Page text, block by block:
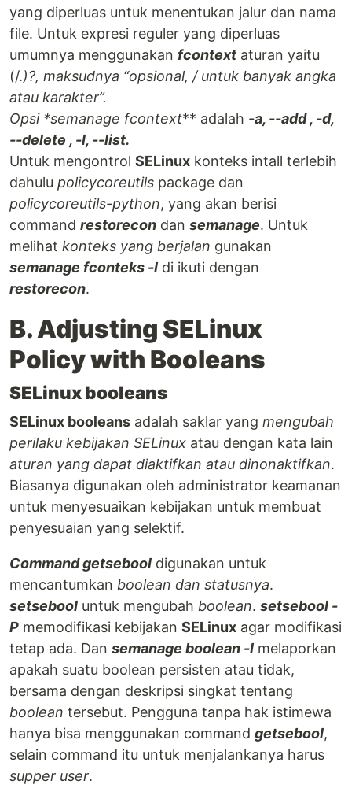
yang diperluas untuk menentukan jalur dan nama
file. Untuk expresi reguler yang diperluas
umumnya menggunakan fcontext aturan yaitu
(/.)?, maksudnya “opsional, / untuk banyak angka
atau karakter”.
Opsi *semanage fcontext** adalah -a, --add , -d,
--delete , -l, --list.
Untuk mengontrol SELinux konteks intall terlebih
dahulu policycoreutils package dan
policycoreutils-python, yang akan berisi
command restorecon dan semanage. Untuk
melihat konteks yang berjalan gunakan
semanage fconteks -l di ikuti dengan
restorecon.
B. Adjusting SELinux
Policy with Booleans
SELinux booleans
SELinux booleans adalah saklar yang mengubah
perilaku kebijakan SELinux atau dengan kata lain
aturan yang dapat diaktifkan atau dinonaktifkan.
Biasanya digunakan oleh administrator keamanan
untuk menyesuaikan kebijakan untuk membuat
penyesuaian yang selektif.
Command getsebool digunakan untuk
mencantumkan boolean dan statusnya.
setsebool untuk mengubah boolean. setsebool -
P memodifikasi kebijakan SELinux agar modifikasi
tetap ada. Dan semanage boolean -l melaporkan
apakah suatu boolean persisten atau tidak,
bersama dengan deskripsi singkat tentang
boolean tersebut. Pengguna tanpa hak istimewa
hanya bisa menggunakan command getsebool,
selain command itu untuk menjalankanya harus
supper user.